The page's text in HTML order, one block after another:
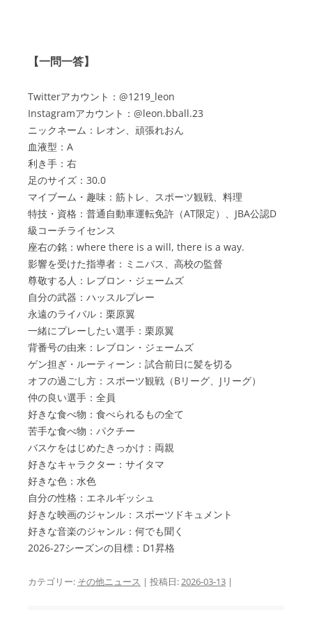
【一問一答】
Twitterアカウント：@1219_leon
Instagramアカウント：@leon.bball.23
ニックネーム：レオン、頑張れおん
血液型：A
利き手：右
足のサイズ：30.0
マイブーム・趣味：筋トレ、スポーツ観戦、料理
特技・資格：普通自動車運転免許（AT限定）、JBA公認D
級コーチライセンス
座右の銘：where there is a will, there is a way.
影響を受けた指導者：ミニバス、高校の監督
尊敬する人：レブロン・ジェームズ
自分の武器：ハッスルプレー
永遠のライバル：栗原翼
一緒にプレーしたい選手：栗原翼
背番号の由来：レブロン・ジェームズ
ゲン担ぎ・ルーティーン：試合前日に髪を切る
オフの過ごし方：スポーツ観戦（Bリーグ、Jリーグ）
仲の良い選手：全員
好きな食べ物：食べられるもの全て
苦手な食べ物：パクチー
バスケをはじめたきっかけ：両親
好きなキャラクター：サイタマ
好きな色：水色
自分の性格：エネルギッシュ
好きな映画のジャンル：スポーツドキュメント
好きな音楽のジャンル：何でも聞く
2026-27シーズンの目標：D1昇格
カテゴリー: その他ニュース | 投稿日:2026-03-13 |